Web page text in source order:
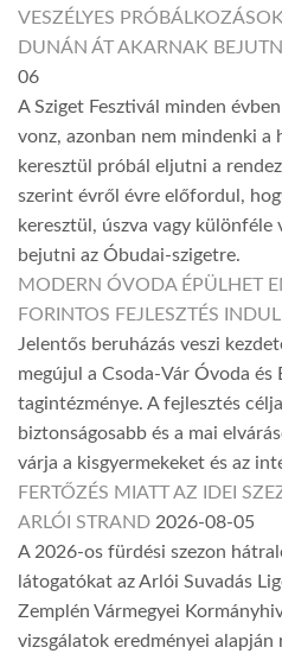
VESZÉLYES
DUNÁN ÁT AKARNAK
06
A Sziget Fesztivál minden
vonz, azonban nem mindenki a
keresztül próbál eljutni a
szerint évről évre előfordul,
keresztül, úszva vagy különféle
bejutni az Óbudai-szigetre.
MODERN ÓVODA ÉPÜLHET
FORINTOS FEJLESZTÉS INDUL
Jelentős beruházás veszi
megújul a Csoda-Vár Óvoda és
tagintézménye. A fejlesztés
biztonságosabb és a mai
várja a kisgyermekeket és az
FERTŐZÉS MIATT AZ IDEI
ARLÓI STRAND 2026-08-05
A 2026-os fürdési szezon
látogatókat az Arlói Suvadás
Zemplén Vármegyei
vizsgálatok eredményei